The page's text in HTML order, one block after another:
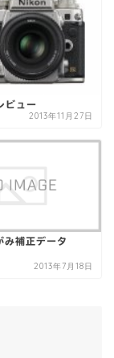
ビュー
2013年11月27日
補正データ
2013年7月18日